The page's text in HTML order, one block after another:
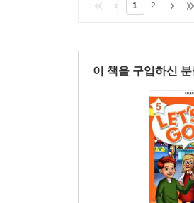
1 2
이 책을 구입하신